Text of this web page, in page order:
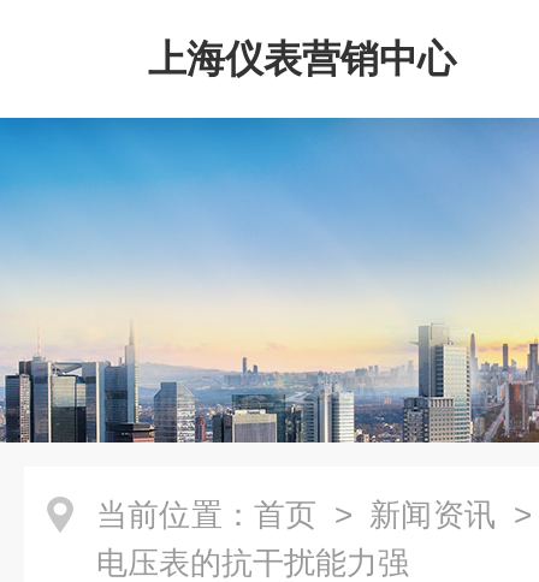
上海仪表营销中心
当前位置： 首页 > 新闻资讯 >
电压表的抗干扰能力强